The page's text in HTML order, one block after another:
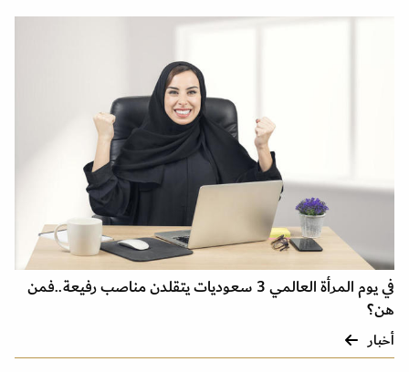
في يوم المرأة العالمي 3 سعوديات يتقلدن مناصب رفيعة..فمن
هن؟
أخبار